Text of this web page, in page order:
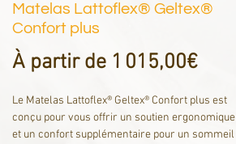
Matelas Lattoflex® Geltex®
Confort plus
À partir de 1 015,00€Prix
Le Matelas Lattoflex® Geltex® Confort plus est
conçu pour vous offrir un soutien ergonomique
et un confort supplémentaire pour un sommeil